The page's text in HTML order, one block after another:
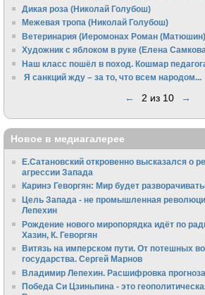
Дикая роза (Николай Голубош)
Межевая тропа (Николай Голубош)
Ветеринария (Иеромонах Роман (Матюшин)
Художник с яблоком в руке (Елена
Наш класс пошёл в поход. Кошмар
Я санкций жду – за то, что всем народом...
← 2 из 10 →
Новое в медиагалерее
Е.Сатановский откровенно высказался о
агрессии Запада
Каринэ Геворгян: Мир будет
Цель Запада - не промышленная
Лепехин
Рождение нового миропорядка идёт по
Хазин, К. Геворгян
Витязь на имперском пути. От потешных
государства. Сергей Марнов
Владимир Лепехин. Расшифровка
Победа Си Цзиньпина - это